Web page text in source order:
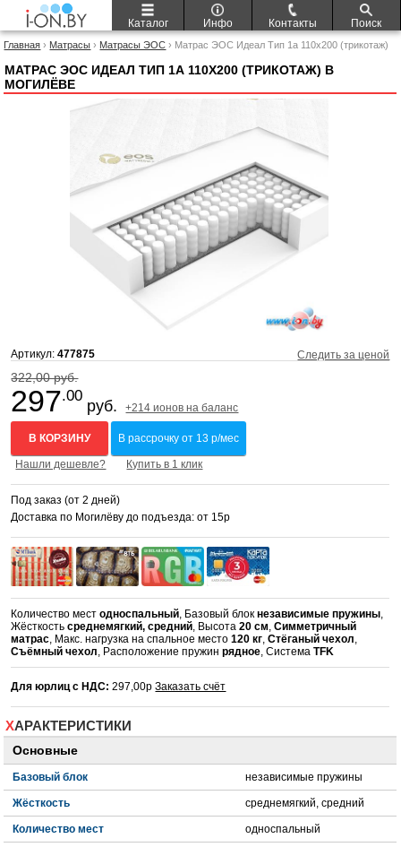
Каталог Инфо Контакты Поиск
Главная › Матрасы › Матрасы ЭОС › Матрас ЭОС Идеал Тип 1а 110x200 (трикотаж)
МАТРАС ЭОС ИДЕАЛ ТИП 1А 110X200 (ТРИКОТАЖ) В
МОГИЛЁВЕ
Артикул:477875 Следить за ценой
322,00 руб.
297.00
руб. +214 ионов на баланс
В КОРЗИНУ В рассрочку от 13 р/мес
Нашли дешевле? Купить в 1 клик
Под заказ (от 2 дней)
Доставка по Могилёву до подъезда: от 15р
Количество местодноспальный, Базовый блокнезависимые пружины,
Жёсткостьсреднемягкий, средний, Высота20 см,Симметричный
матрас, Макс. нагрузка на спальное место120 кг,Стёганый чехол,
Съёмный чехол, Расположение пружинрядное, СистемаTFK
Для юрлиц с НДС: 297,00рЗаказать счёт
ХАРАКТЕРИСТИКИ
Основные
Базовый блок независимые пружины
Жёсткость среднемягкий, средний
Количество мест односпальный